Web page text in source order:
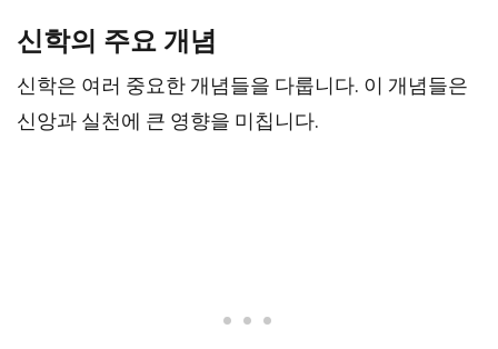
신학의 주요 개념
신학은 여러 중요한 개념들을 다룹니다. 이 개념들은
신앙과 실천에 큰 영향을 미칩니다.